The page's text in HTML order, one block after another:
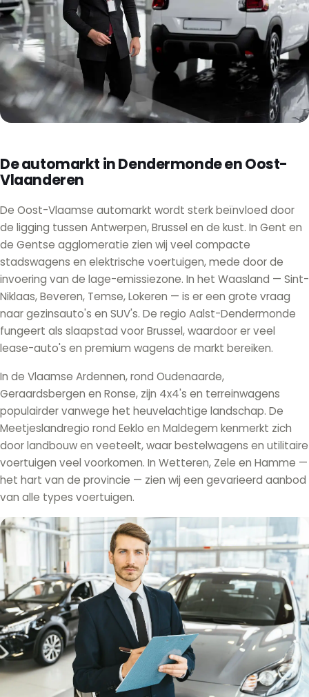
De automarkt in Dendermonde en Oost-
Vlaanderen
De Oost-Vlaamse automarkt wordt sterk beïnvloed door
de ligging tussen Antwerpen, Brussel en de kust. In Gent en
de Gentse agglomeratie zien wij veel compacte
stadswagens en elektrische voertuigen, mede door de
invoering van de lage-emissiezone. In het Waasland — Sint-
Niklaas, Beveren, Temse, Lokeren — is er een grote vraag
naar gezinsauto's en SUV's. De regio Aalst-Dendermonde
fungeert als slaapstad voor Brussel, waardoor er veel
lease-auto's en premium wagens de markt bereiken.
In de Vlaamse Ardennen, rond Oudenaarde,
Geraardsbergen en Ronse, zijn 4x4's en terreinwagens
populairder vanwege het heuvelachtige landschap. De
Meetjeslandregio rond Eeklo en Maldegem kenmerkt zich
door landbouw en veeteelt, waar bestelwagens en utilitaire
voertuigen veel voorkomen. In Wetteren, Zele en Hamme —
het hart van de provincie — zien wij een gevarieerd aanbod
van alle types voertuigen.